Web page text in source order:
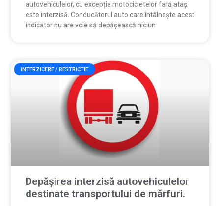
autovehiculelor, cu excepția motocicletelor fară ataș,
este interzisă. Conducătorul auto care întâlnește acest
indicator nu are voie să depășească niciun
INTERZICERE / RESTRICȚIE
Depășirea interzisă autovehiculelor
destinate transportului de mărfuri.